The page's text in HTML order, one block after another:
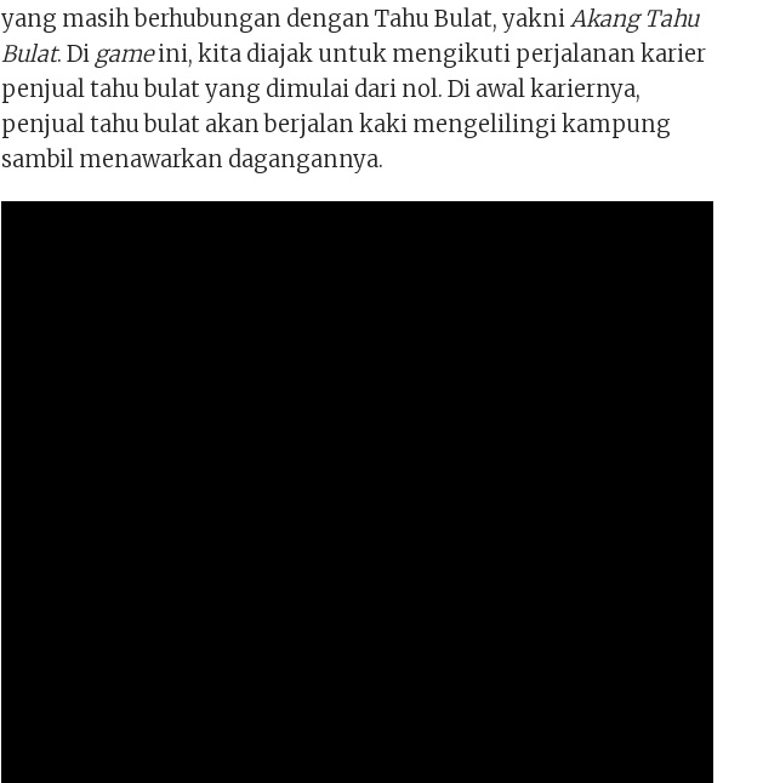
yang masih berhubungan dengan Tahu Bulat, yakniAkang Tahu
Bulat. Di gameini, kita diajak untuk mengikuti perjalanan karier
penjual tahu bulat yang dimulai dari nol. Di awal kariernya,
penjual tahu bulat akan berjalan kaki mengelilingi kampung
sambil menawarkan dagangannya.